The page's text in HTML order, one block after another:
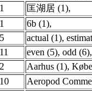
1 匡湖居 (1),
1 6b (1),
5 actual (1),
11 even (5), odd (6),
2 Aarhus (1),
10 Aeropod